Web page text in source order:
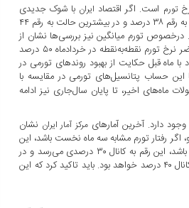
تورم است. اگر اقتصاد ایران با شوک جدیدی
روبه‌رو نشود براساس روندهای این سه بازه نرخ تورم نقطه به نقطه در میانه سال در کمترین حالت به رقم ۳۸ درصد و در بیشترین حالت به رقم ۴۴
حداقل ۲۸ درصد و حداکثر ۴۵ درصد برآورد می‌شود. درخصوص تورم میانگین نیز بررسی‌ها نشان از
آن دارد که این نرخ در هر دو بازه میانه و آخر سال نهایتا از سطح ۴۵ درصد فراتر نرود. در حال حاضر نرخ تورم نقطه‌به‌نقطه در خردادماه ۵۰ درصد
با ماه قبل حکایت از بهبود روندهای تورمی در
این حساب پتانسیل‌های تورمی در مقایسه با
ماه‌های اخیر، تا پایان سال‌جاری نیز ادامه
وجود دارد. آخرین آمارهایمرکز آمار ایران نشان
براساس این سه سناریو، اگر رفتار تورم مشابه سه ماه نخست باشد، این
نرخ می‌تواند تا پایان سال به کانال ۲۰ درصدی بازگردد، اگر این رفتار مشابه ۶ ماه منتهی به خرداد باشد، این رقم به کانال ۳۰ درصدی می‌رسد و در
نهایت اگر رفتار تورم مشابه ۱۲ ماه منتهی به خرداد باشد، در انتهای سال نرخ تورم نقطه‌به‌نقطه در کانال ۴۰ درصد خواهد بود. باید تاکید کرد که این